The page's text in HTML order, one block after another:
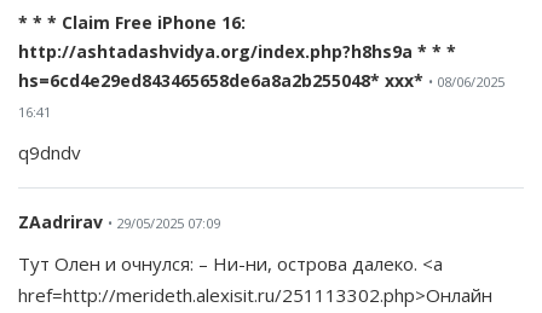
* * * Claim Free iPhone 16:
http://ashtadashvidya.org/index.php?h8hs9a * * *
hs=6cd4e29ed843465658de6a8a2b255048* ххх* • 08/06/2025
16:41
q9dndv
ZAadrirav • 29/05/2025 07:09
Тут Олен и очнулся: – Ни-ни, острова далеко. <a
href=http://merideth.alexisit.ru/251113302.php>Онлайн